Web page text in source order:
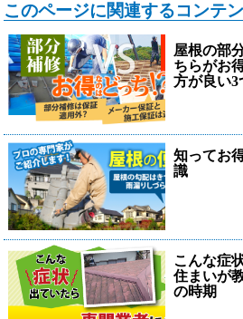
このページに関連するコンテ
屋根の部
ちらがお
方が良い3
知ってお
識
こんな症
住まいが
の時期